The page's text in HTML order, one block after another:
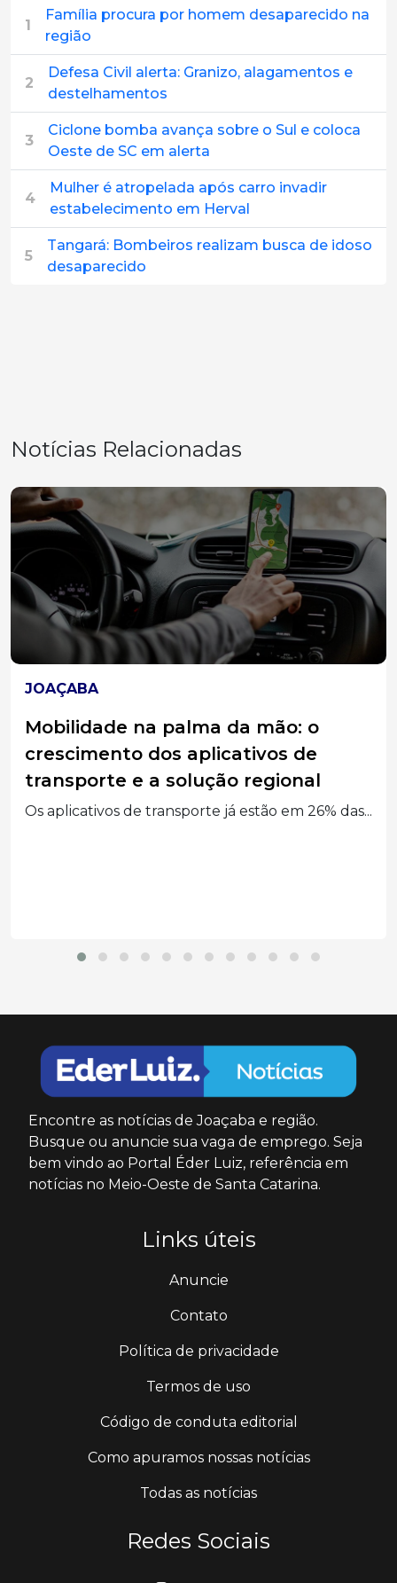
1
Família procura por homem desaparecido na
região
2
Defesa Civil alerta: Granizo, alagamentos e
destelhamentos
3
Ciclone bomba avança sobre o Sul e coloca
Oeste de SC em alerta
4
Mulher é atropelada após carro invadir
estabelecimento em Herval
5
Tangará: Bombeiros realizam busca de idoso
desaparecido
Notícias Relacionadas
ACIDENTES
Colisão traseira entre caminhões
deixa homem ferido na BR-158
O Corpo de Bombeiros atendeu uma colisão
traseira entre...
Encontre as notícias de Joaçaba e região.
Busque ou anuncie sua vaga de emprego. Seja
bem vindo ao Portal Éder Luiz, referência em
notícias no Meio-Oeste de Santa Catarina.
Links úteis
Anuncie
Contato
Política de privacidade
Termos de uso
Código de conduta editorial
Como apuramos nossas notícias
Todas as notícias
Redes Sociais